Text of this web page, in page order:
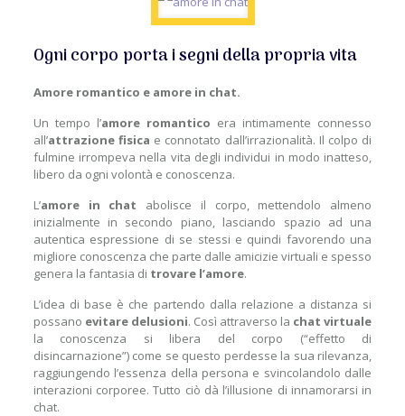
Ogni corpo porta i segni della propria vita
Amore romantico e amore in chat.
Un tempo l’amore romantico era intimamente connesso
all’attrazione fisica e connotato dall’irrazionalità. Il colpo di
fulmine irrompeva nella vita degli individui in modo inatteso,
libero da ogni volontà e conoscenza.
L’amore in chat abolisce il corpo, mettendolo almeno
inizialmente in secondo piano, lasciando spazio ad una
autentica espressione di se stessi e quindi favorendo una
migliore conoscenza che parte dalle amicizie virtuali e spesso
genera la fantasia di trovare l’amore.
L’idea di base è che partendo dalla relazione a distanza si
possano evitare delusioni. Così attraverso la chat virtuale
la conoscenza si libera del corpo (“effetto di
disincarnazione”) come se questo perdesse la sua rilevanza,
raggiungendo l’essenza della persona e svincolandolo dalle
interazioni corporee. Tutto ciò dà l’illusione di innamorarsi in
chat.